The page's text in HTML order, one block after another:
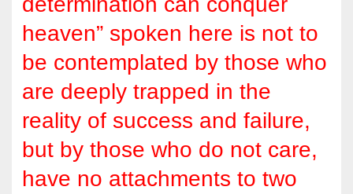
heaven” spoken here is not to
be contemplated by those who
are deeply trapped in the
reality of success and failure,
but by those who do not care,
have no attachments to two